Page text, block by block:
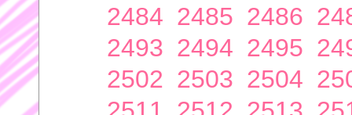
2484 2485 2486
2493 2494 2495
2502 2503 2504